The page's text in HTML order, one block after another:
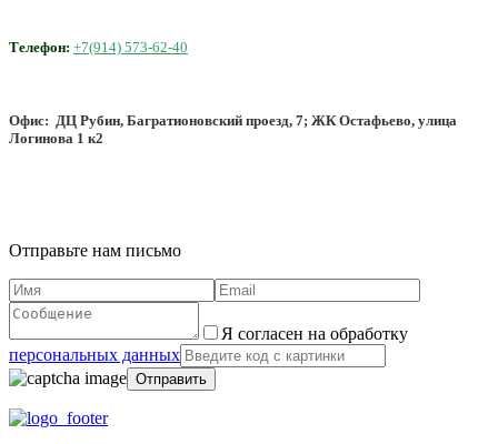
Телефон: +7(914) 573-62-40
Офис: ДЦ Рубин, Багратионовский проезд, 7; ЖК Остафьево, улица
Логинова 1 к2
Отправьте нам письмо
Я согласен на обработку
персональных данных
Отправить